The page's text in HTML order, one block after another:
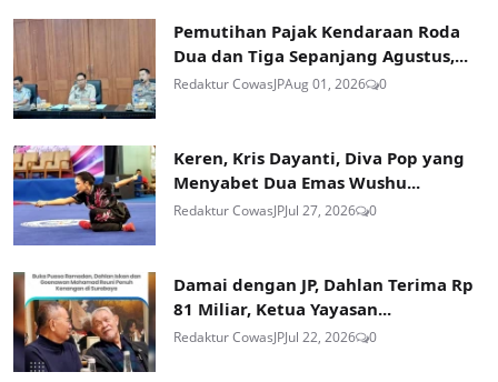
Pemutihan Pajak Kendaraan Roda
Dua dan Tiga Sepanjang Agustus,...
Redaktur CowasJPAug 01, 2026 0
Keren, Kris Dayanti, Diva Pop yang
Menyabet Dua Emas Wushu...
Redaktur CowasJPJul 27, 2026 0
Damai dengan JP, Dahlan Terima Rp
81 Miliar, Ketua Yayasan...
Redaktur CowasJPJul 22, 2026 0